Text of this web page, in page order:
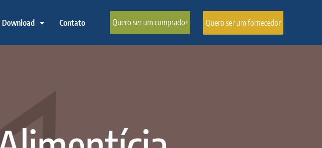
Download Contato Quero ser um comprador Quero ser um fornecedor